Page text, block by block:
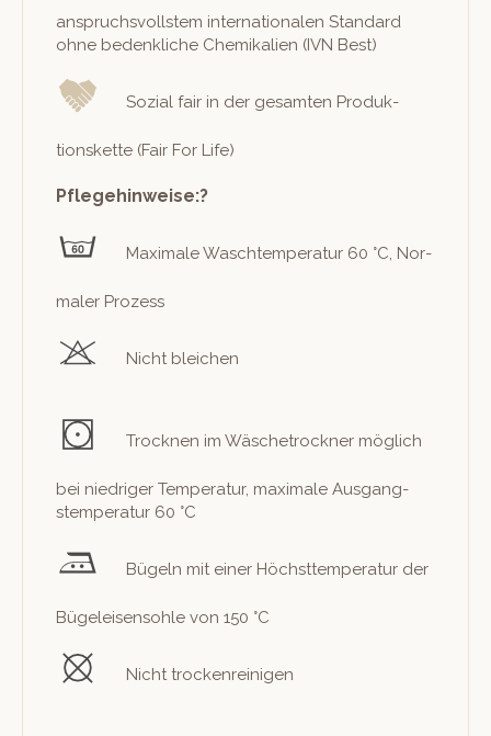
anspruchsvoll­stem inter­na­tionalen Stan­dard
ohne beden­kliche Chemikalien (IVN Best)
Sozial fair in der gesamten Pro­duk­
tions­kette (Fair For Life)
Pflegehinweise:?
Max­i­male Waschtem­per­atur 60 °C, Nor­
maler Prozess
Nicht bleichen
Trock­nen im Wäschetrock­n­er möglich
bei niedriger Tem­per­atur, max­i­male Aus­gang­
stem­per­atur 60 °C
Bügeln mit ein­er Höch­st­tem­per­atur der
Bügeleisen­sohle von 150 °C
Nicht trockenreinigen